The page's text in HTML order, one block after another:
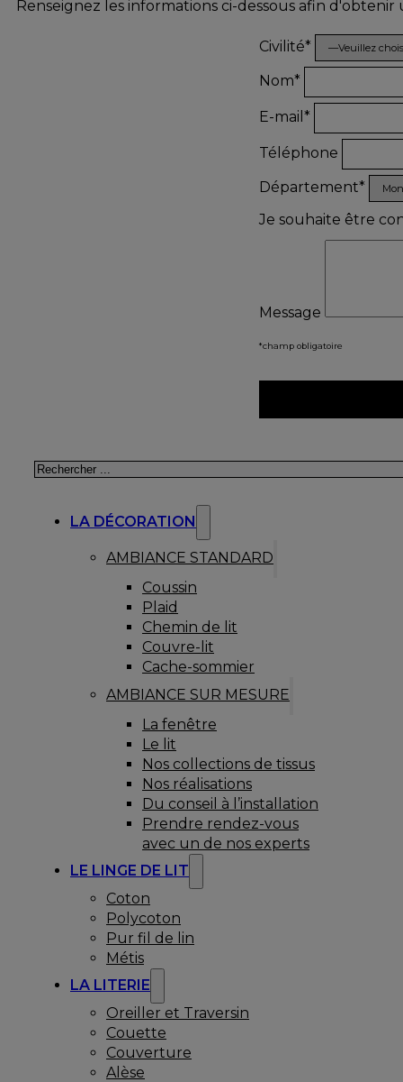
Renseignez les informations ci-dessous afin
Civilité*
Nom*
E-mail*
Téléphone
Département*
Je souhaite être
Message
*champ obligatoire
Rechercher
LA DÉCORATION
AMBIANCE STANDARD
Coussin
Plaid
Chemin de lit
Couvre-lit
Cache-sommier
AMBIANCE SUR MESURE
La fenêtre
Le lit
Nos collections de tissus
Nos réalisations
Du conseil à l’installation
Prendre rendez-vous
avec un de nos experts
LE LINGE DE LIT
Coton
Polycoton
Pur fil de lin
Métis
LA LITERIE
Oreiller et Traversin
Couette
Couverture
Alèse